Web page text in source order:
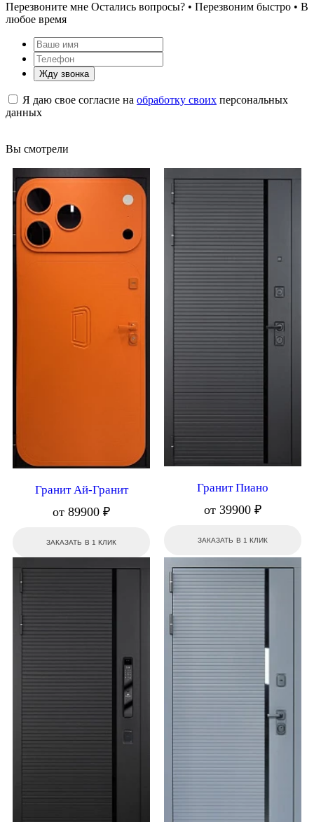
Перезвоните мне Остались вопросы? • Перезвоним быстро • В
любое время
Жду звонка
Я даю свое согласие на обработку своих персональных
данных
Вы смотрели
Гранит Ай-Гранит
от 89900 ₽
ЗАКАЗАТЬ В 1 КЛИК
Гранит Пиано
от 39900 ₽
ЗАКАЗАТЬ В 1 КЛИК